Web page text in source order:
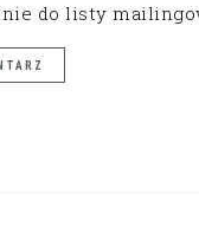
do listy